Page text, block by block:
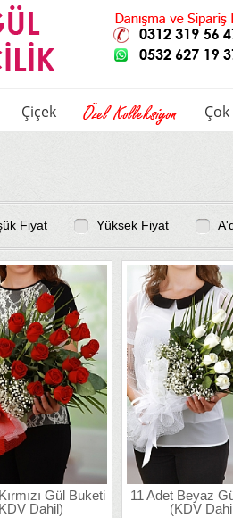
Çiçek
Fiyat Yüksek Fiyat
Gül Buketi
Dahil)
11 Adet Beyaz
(KDV